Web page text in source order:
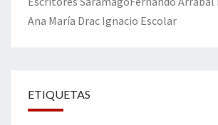
Ana María Drac Ignacio Escolar
ETIQUETAS